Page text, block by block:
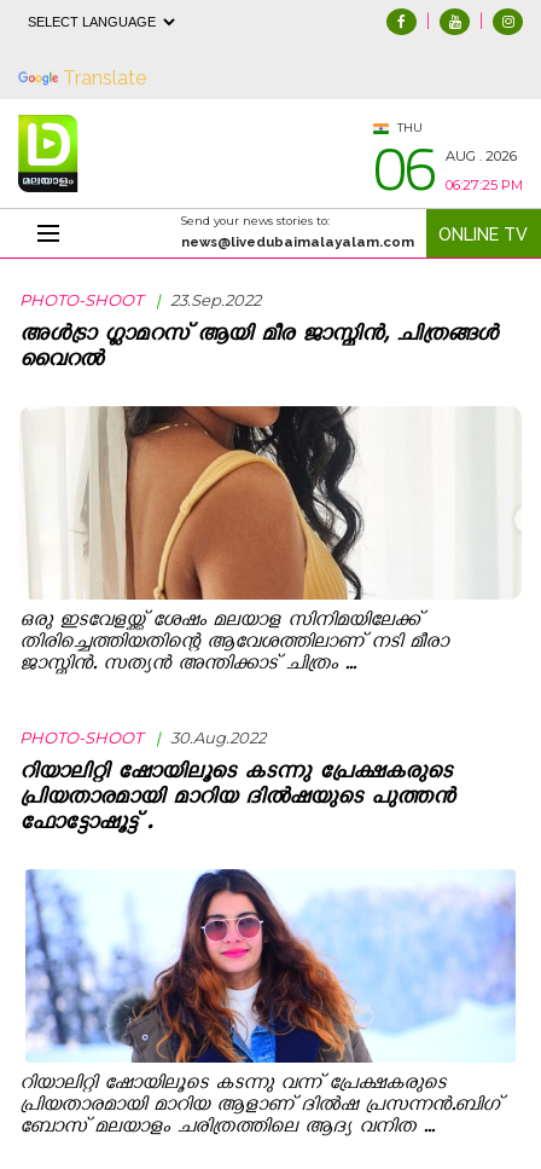
Translate
| |
THU
06
AUG . 2026
06:27:27 PM
Send your news stories to:
news@livedubaimalayalam.com ONLINE TV
Photo-Shoot
PHOTO-SHOOT | 23.Sep.2022
അൾട്രാ ഗ്ലാമറസ് ആയി മീര ജാസ്മിൻ, ചിത്രങ്ങൾ
വൈറൽ
ഒരു ഇടവേളയ്ക്ക് ശേഷം മലയാള സിനിമയിലേക്ക്
തിരിച്ചെത്തിയതിന്റെ ആവേശത്തിലാണ് നടി മീരാ
ജാസ്മിന്‍. സത്യന്‍ അന്തിക്കാട് ചിത്രം ...
PHOTO-SHOOT | 30.Aug.2022
റിയാലിറ്റി ഷോയിലൂടെ കടന്നു പ്രേക്ഷകരുടെ
പ്രിയതാരമായി മാറിയ ദിൽഷയുടെ പുത്തൻ
ഫോട്ടോഷൂട്ട് .
റിയാലിറ്റി ഷോയിലൂടെ കടന്നു വന്ന് പ്രേക്ഷകരുടെ
പ്രിയതാരമായി മാറിയ ആളാണ് ദിൽഷ പ്രസന്നൻ.ബി​ഗ്
ബോസ് മലയാളം ചരിത്രത്തിലെ ആദ്യ വനിത ...